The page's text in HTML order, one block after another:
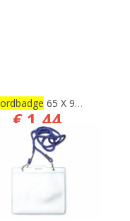
65 X 90 Mm
€ 1,44
€ 1,19
BESTELLEN